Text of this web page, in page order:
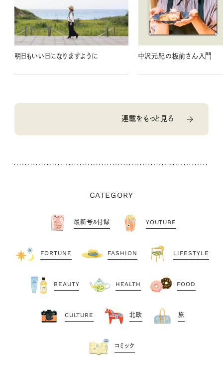
明日もいい日になりますように 中沢元紀の板前さん入門
連載をもっと見る
CATEGORY
最新号&付録 YOUTUBE
FORTUNE FASHION LIFESTYLE
BEAUTY HEALTH FOOD
CULTURE 北欧 旅
コミック